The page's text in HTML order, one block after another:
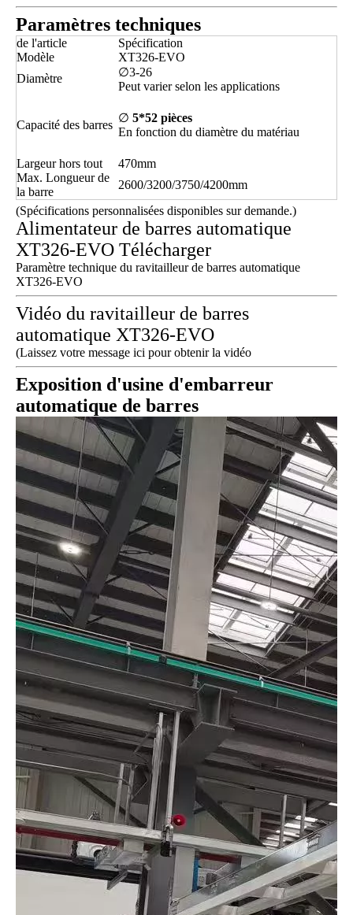
Paramètres techniques
de l'article
Spécification
Modèle
XT326-EVO
Diamètre
∅3-26
Peut varier selon les applications
Capacité des barres
∅ 5*52 pièces
En fonction du diamètre du matériau
Largeur hors tout
470mm
Max. Longueur de
la barre
2600/3200/3750/4200mm
(Spécifications personnalisées disponibles sur demande.)
Alimentateur de barres automatique
XT326-EVO Télécharger
Paramètre technique du ravitailleur de barres automatique
XT326-EVO
Vidéo du ravitailleur de barres
automatique XT326-EVO
(Laissez votre message ici pour obtenir la vidéo
Exposition d'usine d'embarreur
automatique de barres